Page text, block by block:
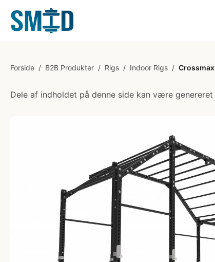
Forside / B2B Produkter / Rigs / Indoor Rigs /
Dele af indholdet på denne side kan være